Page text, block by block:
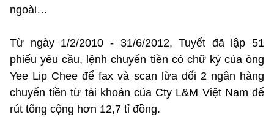
ngoài…
Từ ngày 1/2/2010 - 31/6/2012, Tuyết đã lập 51
phiếu yêu cầu, lệnh chuyển tiền có chữ ký của ông
Yee Lip Chee để fax và scan lừa dối 2 ngân hàng
chuyển tiền từ tài khoản của Cty L&M Việt Nam để
rút tổng cộng hơn 12,7 tỉ đồng.